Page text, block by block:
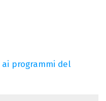
ai programmi del